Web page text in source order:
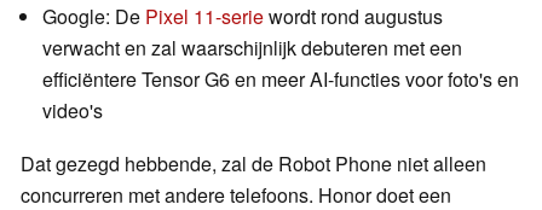
Google: De Pixel 11-seriewordt rond augustus
verwacht en zal waarschijnlijk debuteren met een
efficiëntere Tensor G6 en meer AI-functies voor foto's en
video's
Dat gezegd hebbende, zal de Robot Phone niet alleen
concurreren met andere telefoons. Honor doet een